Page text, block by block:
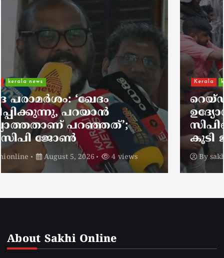
Kerala kerala news
റെയ്ഡ് കഴിഞ്ഞ് മടങ്ങിയ ഇ ഡി
ഉദ്യോഗസ്ഥരെ ആക്രമിച്ച കേസ്; 4
സിപിഐഎം പ്രവർത്തകർക്ക്
കൂടി ജാമ്യം
Bysakhionline August 4, 2026 4 views
About Sakhi Online